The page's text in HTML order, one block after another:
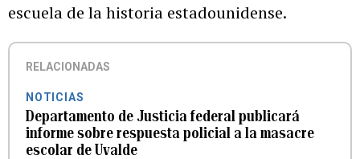
escuela de la historia estadounidense.
RELACIONADAS
NOTICIAS
Departamento de Justicia federal publicará
informe sobre respuesta policial a la masacre
escolar de Uvalde